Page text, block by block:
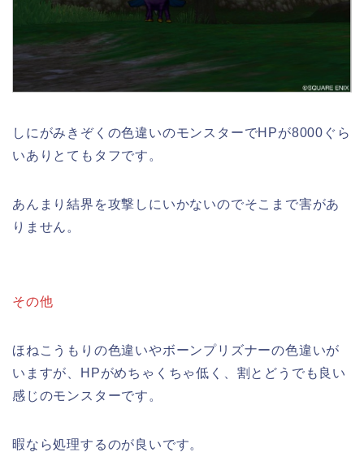
しにがみきぞくの色違いのモンスターでHPが8000ぐら
いありとてもタフです。
あんまり結界を攻撃しにいかないのでそこまで害があ
りません。
その他
ほねこうもりの色違いやボーンプリズナーの色違いが
いますが、HPがめちゃくちゃ低く、割とどうでも良い
感じのモンスターです。
暇なら処理するのが良いです。